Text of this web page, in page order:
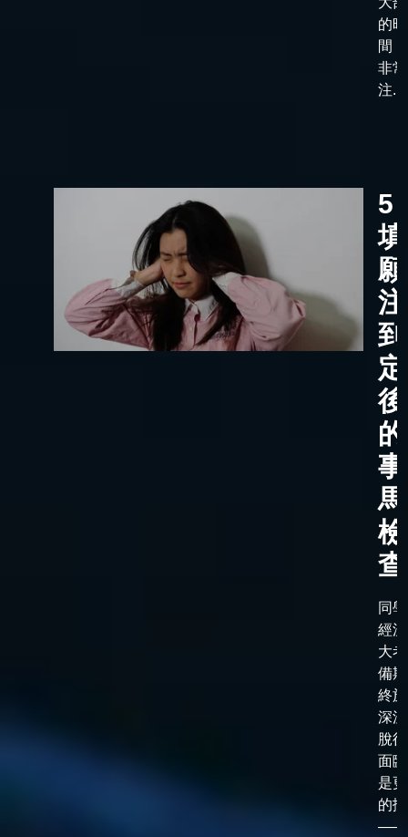
的時
間
非
注...
5
的
檢
同
經
大
備
終
深
脫
面
是
的
——